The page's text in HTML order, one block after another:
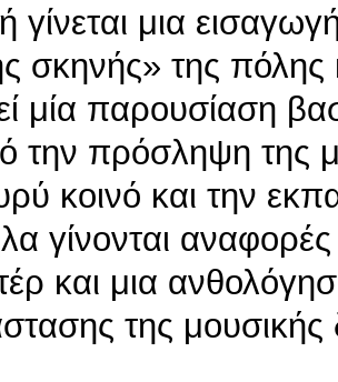
γίνεται μια
σκηνής» της πόλης
μία παρουσίαση
πρόσληψη της
κοινό και την
γίνονται
και μια
της μουσικής